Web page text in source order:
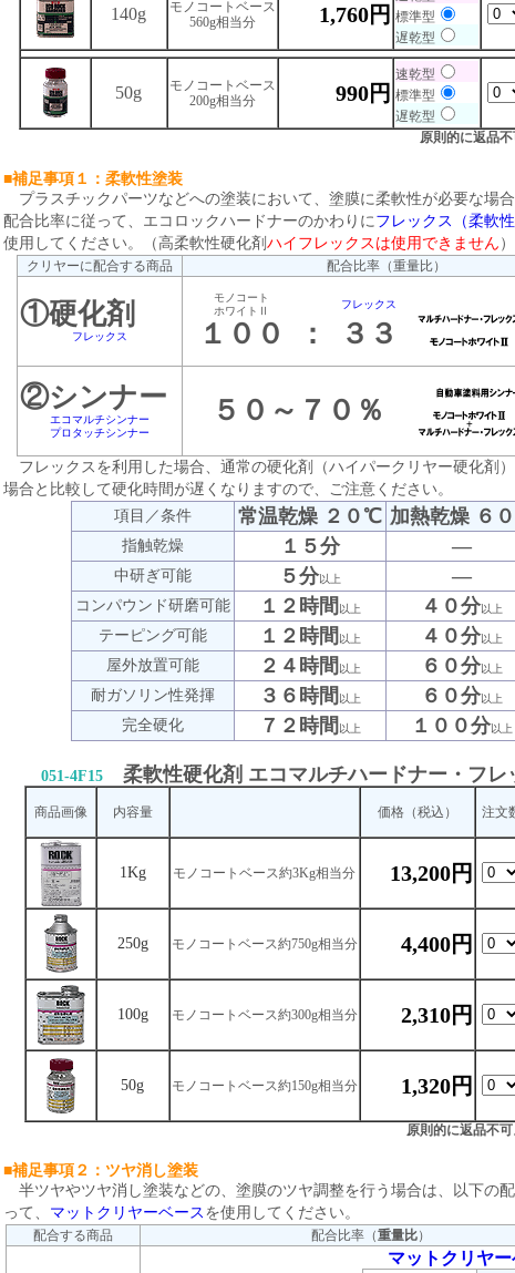
140g
モノコートベース
560g相当分
1,760円 標準型
遅乾型
50g
モノコートベース
200g相当分
990円
速乾型
標準型
遅乾型
原則的に返品不
■補足事項１：柔軟性塗装
プラスチックパーツなどへの塗装において、塗膜に柔軟性が必要な場
配合比率に従って、エコロックハードナーのかわりにフレックス（柔軟性
使用してください。（高柔軟性硬化剤 ハイフレックスは使用できません ）
クリヤーに配合する商品 配合比率（重量比）
①硬化剤
フレックス
モノコート
ホワイトⅡ
フレックス
１００ ：
３３
②シンナー
エコマルチシンナー
プロタッチシンナー
５０～７０％
フレックスを利用した場合、通常の硬化剤（ハイパークリヤー硬化剤
場合と比較して硬化時間が遅くなりますので、ご注意ください。
項目／条件
常温乾燥 ２０℃ 加熱乾燥 ６
指触乾燥 １５分 ―
中研ぎ可能 ５分以上 ―
コンパウンド研磨可能 １２時間 以上 ４０分以上
テーピング可能 １２時間 以上 ４０分以上
屋外放置可能 ２４時間 以上 ６０分以上
耐ガソリン性発揮 ３６時間 以上 ６０分以上
完全硬化 ７２時間 以上 １００分以上
051-4F15 柔軟性硬化剤 エコマルチハードナー・フレ
商品画像 内容量 価格（税込） 注文
1Kg モノコートベース約3Kg相当分 13,200円
250g モノコートベース約750g相当分 4,400円
100g モノコートベース約300g相当分 2,310円
50g モノコートベース約150g相当分 1,320円
原則的に返品不可
■補足事項２：ツヤ消し塗装
半ツヤやツヤ消し塗装などの、塗膜のツヤ調整を行う場合は、以下の
って、 マットクリヤーベース を使用してください。
配合する商品 配合比率（重量比）
マットクリヤ